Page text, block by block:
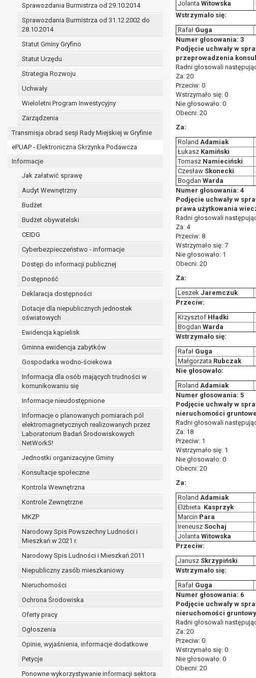
Sprawozdania Burmistrza od 29.10.2014
Sprawozdania Burmistrza od 31.12.2002 do
28.10.2014
Statut Gminy Gryfino
Statut Urzędu
Strategia Rozwoju
Uchwały
Wieloletni Program Inwestycyjny
Zarządzenia
Transmisja obrad sesji Rady Miejskiej w Gryfinie
ePUAP - Elektroniczna Skrzynka Podawcza
Informacje
Jak załatwić sprawę
Audyt Wewnętrzny
Budżet
Budżet obywatelski
CEIDG
Cyberbezpieczeństwo - informacje
Dostęp do informacji publicznej
Dostępność
Deklaracja dostępności
Dotacje dla niepublicznych jednostek
oświatowych
Ewidencja kąpielisk
Gminna ewidencja zabytków
Gospodarka wodno-ściekowa
Informacja dla osób mających trudności w
komunikowaniu się
Informacje nieudostępnione
Informacje o planowanych pomiarach pól
elektromagnetycznych realizowanych przez
Laboratorium Badań Środowiskowych
NetWorkS!
Jednostki organizacyjne Gminy
Konsultacje społeczne
Kontrola Wewnętrzna
Kontrole Zewnętrzne
MKZP
Narodowy Spis Powszechny Ludności i
Mieszkań w 2021 r.
Narodowy Spis Ludności i Mieszkań 2011
Niepubliczny zasób mieszkaniowy
Nieruchomości
Ochrona Środowiska
Oferty pracy
Ogłoszenia
Opinie, wyjaśnienia, informacje dodatkowe
Petycje
Ponowne wykorzystywanie informacji sektora
Jolanta Witowska
Wstrzymało się:
Rafał Guga
Numer głosowania: 3
Podjęcie uchwały w
przeprowadzenia
Radni głosowali
Za: 20
Przeciw: 0
Wstrzymało się: 0
Nie głosowało: 0
Obecni: 20
Za:
Roland Adamiak
Łukasz Kamiński
Tomasz Namieciński
Czesław Skonecki
Bogdan Warda
Numer głosowania: 4
Podjęcie uchwały w
prawa użytkowania
Radni głosowali
Za: 4
Przeciw: 8
Wstrzymało się: 7
Nie głosowało: 1
Obecni: 20
Za:
Leszek Jaremczuk
Przeciw:
Krzysztof Hładki
Bogdan Warda
Wstrzymało się:
Rafał Guga
Małgorzata Rubczak
Nie głosowało:
Roland Adamiak
Numer głosowania: 5
Podjęcie uchwały w
nieruchomości
Radni głosowali
Za: 18
Przeciw: 1
Wstrzymało się: 1
Nie głosowało: 0
Obecni: 20
Za:
Roland Adamiak
Elżbieta Kasprzyk
Marcin Para
Ireneusz Sochaj
Jolanta Witowska
Przeciw:
Janusz Skrzypiński
Wstrzymało się:
Rafał Guga
Numer głosowania: 6
Podjęcie uchwały w
nieruchomości
Radni głosowali
Za: 20
Przeciw: 0
Wstrzymało się: 0
Nie głosowało: 0
Obecni: 20
prawo do żądania sprostowania danych na podstawie art.
w przypadku gdy:
dane są nieprawidłowe lub niekompletne;
prawo do żądania usunięcia danych osobowych (tzw.
dane nie są już niezbędne do celów, dla których
osoba, której dane dotyczą, wniosła sprzeciw
osoba, której dane dotyczą wycofała zgodę na
dane osobowe przetwarzane są niezgodnie z
dane osobowe muszą być usunięte w celu
osoba, której dane dotyczą kwestionuje
przetwarzanie danych jest niezgodne z prawem,
administrator nie potrzebuje już danych dla
osoba, której dane dotyczą, wniosła sprzeciw
nadrzędne wobec podstawy sprzeciwu;
prawo do przenoszenia danych na podstawie art. 20
przetwarzanie danych odbywa się na podstawie
przetwarzanie odbywa się w sposób
prawo sprzeciwu wobec przetwarzania danych na
niezbędność przetwarzania do wykonania
administratorowi bądź
niezbędność przetwarzania do celów
Z przyczyn związanych z Pani/Pana szczególną
on istnienie ważnych prawnie uzasadnionych podstaw
ustalenia, dochodzenia lub obrony roszczeń.
W przypadku gdy przetwarzanie danych osobowych odbywa
prawo do cofnięcia tej zgody w dowolnym momencie.
Przysługuje Pani/Panu prawo wniesienia skargi do organu
Organem właściwym do wniesienia skargi jest Prezes Urzędu
W zależności od sfery, w której przetwarzane są dane
Pani/Pana dane nie będą poddawane zautomatyzowanemu